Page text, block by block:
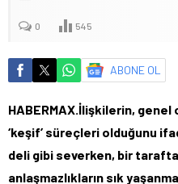
0 545
ABONE OL
HABERMAX.İlişkilerin, genel
‘keşif’ süreçleri olduğunu
deli gibi severken, bir
anlaşmazlıkların sık